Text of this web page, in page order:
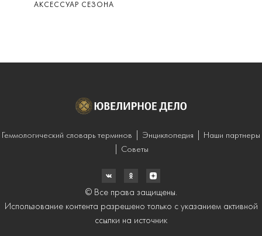
АКСЕССУАР СЕЗОНА
Геммологический словарь терминов Энциклопедия
Наши партнеры
Советы
© Все права защищены.
Использование контента разрешено только с указанием активной
ссылки на источник